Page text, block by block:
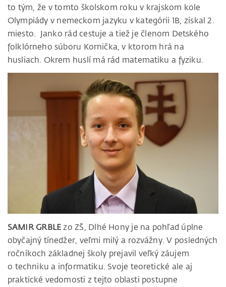
to tým, že v tomto školskom roku v krajskom kole
Olympiády v nemeckom jazyku v kategórii 1B, získal 2.
miesto. Janko rád cestuje a tiež je členom Detského
folklórneho súboru Kornička, v ktorom hrá na
husliach. Okrem huslí má rád matematiku a fyziku.
SAMIR GRBLE zo ZŠ, Dlhé Hony je na pohľad úplne
obyčajný tínedžer, veľmi milý a rozvážny. V posledných
ročníkoch základnej školy prejavil veľký záujem
o techniku a informatiku. Svoje teoretické ale aj
praktické vedomosti z tejto oblasti postupne